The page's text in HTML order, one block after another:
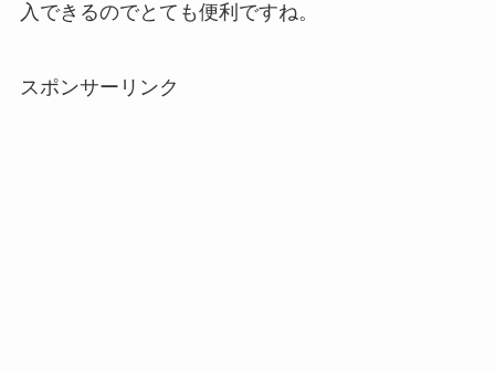
使い捨ておしぼりはどこで買える？販売店は100均
忍者めし鉄の鎧はどこに売ってる？セブン・ロー
入できるのでとても便利ですね。
スポンサーリンク